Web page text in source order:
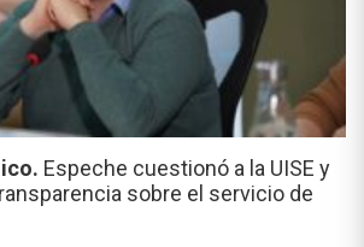
Espeche cuestionó a la UISE y
sobre el servicio de